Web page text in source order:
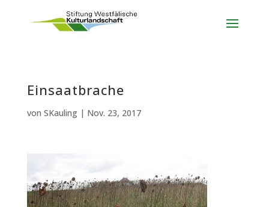
Einsaatbrache
von SKauling| Nov. 23, 2017